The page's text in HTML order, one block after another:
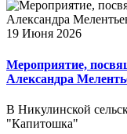
19 Июня 2026
Мероприятие,
Александра
В Никулинской
"Капитошка"